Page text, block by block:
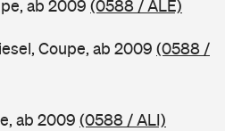
ab 2009 (0588 / ALE)
Coupe, ab 2009 (0588 /
ab 2009 (0588 / ALI)